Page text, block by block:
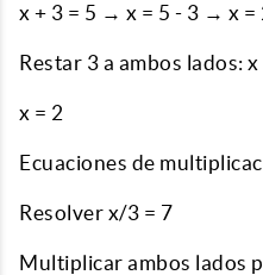
x + 3 = 5 → x = 5 - 3 → x =
Restar 3 a ambos lados: x
x = 2
Ecuaciones de
Resolver x/3 = 7
Multiplicar ambos lados